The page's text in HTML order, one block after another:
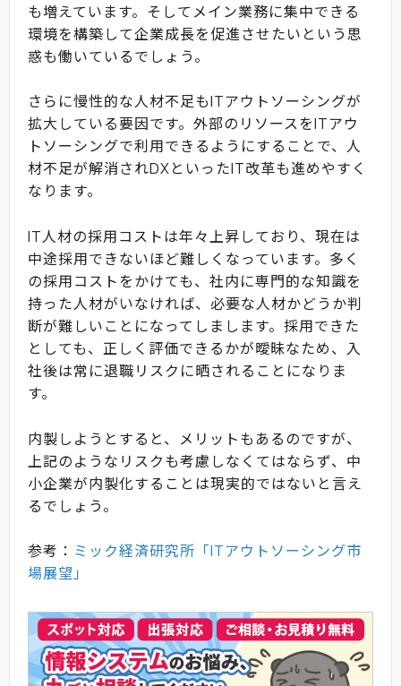
も増えています。そしてメイン業務に集中できる
環境を構築して企業成長を促進させたいという思
惑も働いているでしょう。
さらに慢性的な人材不足もITアウトソーシングが
拡大している要因です。外部のリソースをITアウ
トソーシングで利用できるようにすることで、人
材不足が解消されDXといったIT改革も進めやすく
なります。
IT人材の採用コストは年々上昇しており、現在は
中途採用できないほど難しくなっています。多く
の採用コストをかけても、社内に専門的な知識を
持った人材がいなければ、必要な人材かどうか判
断が難しいことになってしまします。採用できた
としても、正しく評価できるかが曖昧なため、入
社後は常に退職リスクに晒されることになりま
す。
内製しようとすると、メリットもあるのですが、
上記のようなリスクも考慮しなくてはならず、中
小企業が内製化することは現実的ではないと言え
るでしょう。
参考： ミック経済研究所「ITアウトソーシング市
場展望」